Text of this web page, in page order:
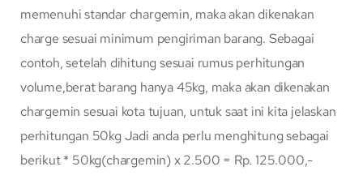
memenuhi standar chargemin, maka akan dikenakan
charge sesuai minimum pengiriman barang. Sebagai
contoh, setelah dihitung sesuai rumus perhitungan
volume,berat barang hanya 45kg, maka akan dikenakan
chargemin sesuai kota tujuan, untuk saat ini kita jelaskan
perhitungan 50kg Jadi anda perlu menghitung sebagai
berikut * 50kg(chargemin) x 2.500 = Rp. 125.000,-